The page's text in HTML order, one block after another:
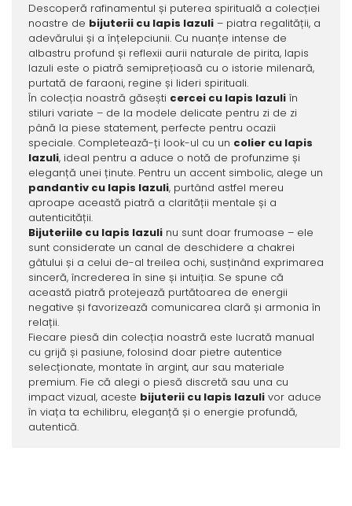
Descoperă rafinamentul și puterea spirituală a colecției
noastre de bijuterii cu lapis lazuli– piatra regalității, a
adevărului și a înțelepciunii. Cu nuanțe intense de
albastru profund și reflexii aurii naturale de pirita, lapis
lazuli este o piatră semiprețioasă cu o istorie milenară,
purtată de faraoni, regine și lideri spirituali.
În colecția noastră găsești cercei cu lapis lazuliîn
stiluri variate – de la modele delicate pentru zi de zi
până la piese statement, perfecte pentru ocazii
speciale. Completează-ți look-ul cu un colier cu lapis
lazuli, ideal pentru a aduce o notă de profunzime și
eleganță unei ținute. Pentru un accent simbolic, alege un
pandantiv cu lapis lazuli, purtând astfel mereu
aproape această piatră a clarității mentale și a
autenticității.
Bijuteriile cu lapis lazulinu sunt doar frumoase – ele
sunt considerate un canal de deschidere a chakrei
gâtului și a celui de-al treilea ochi, susținând exprimarea
sinceră, încrederea în sine și intuiția. Se spune că
această piatră protejează purtătoarea de energii
negative și favorizează comunicarea clară și armonia în
relații.
Fiecare piesă din colecția noastră este lucrată manual
cu grijă și pasiune, folosind doar pietre autentice
selecționate, montate în argint, aur sau materiale
premium. Fie că alegi o piesă discretă sau una cu
impact vizual, aceste bijuterii cu lapis lazulivor aduce
în viața ta echilibru, eleganță și o energie profundă,
autentică.